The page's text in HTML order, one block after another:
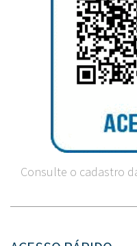
Consulte o cadastro